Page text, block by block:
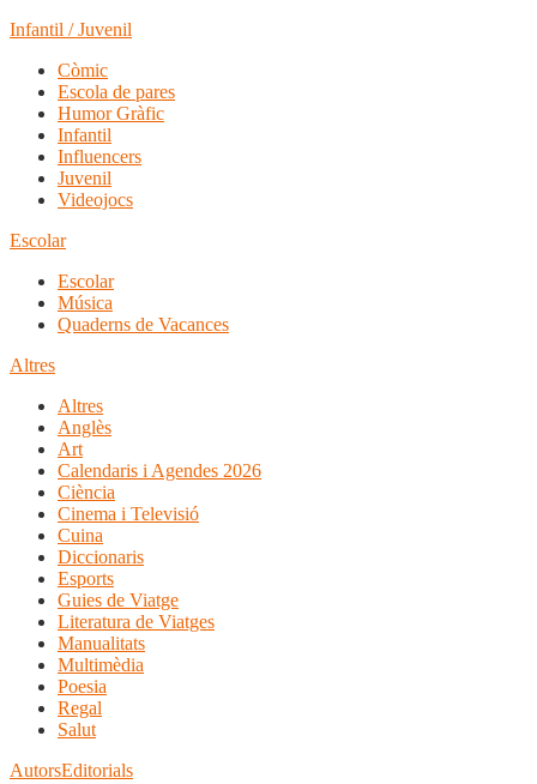
Infantil / Juvenil
Còmic
Escola de pares
Humor Gràfic
Infantil
Influencers
Juvenil
Videojocs
Escolar
Escolar
Música
Quaderns de Vacances
Altres
Altres
Anglès
Art
Calendaris i Agendes 2026
Ciència
Cinema i Televisió
Cuina
Diccionaris
Esports
Guies de Viatge
Literatura de Viatges
Manualitats
Multimèdia
Poesia
Regal
Salut
AutorsEditorials